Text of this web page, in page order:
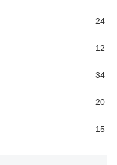
24
12
34
20
15